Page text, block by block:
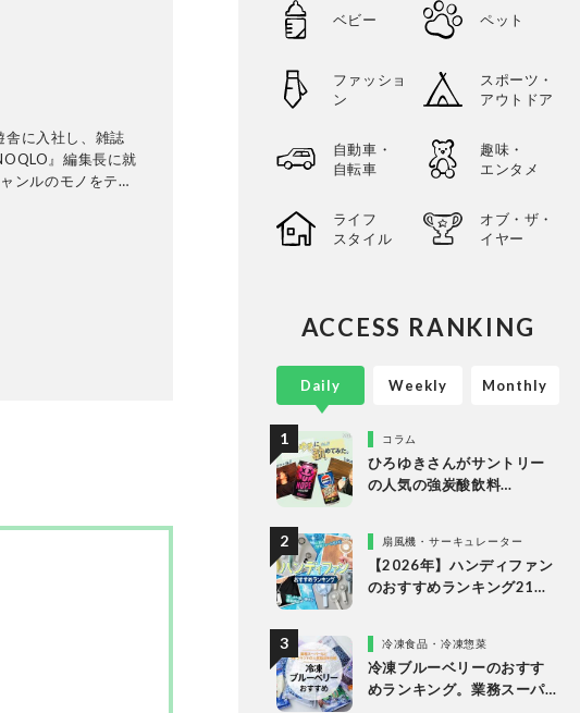
に入社し、雑誌
』編集長に就
ンルのモノをテス
ベビー ペット
ファッショ
ン
スポーツ・
アウトドア
自動車・
自転車
趣味・
エンタメ
ライフ
スタイル
オブ・ザ・
イヤー
ACCESS RANKING
Daily
コラム
ひろゆきさんがサントリー
の人気の強炭酸飲料
を実飲して食レポ！
扇風機・サーキュレーター
【2026年】ハンディファン
のおすすめランキング21
比較冷凍食品・冷凍惣菜
冷凍ブルーベリーのおすす
めランキング。業務スーパ
Weekly Monthly